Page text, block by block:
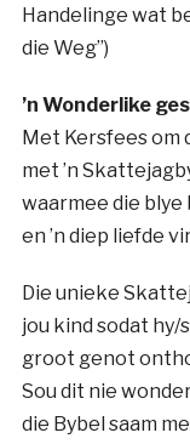
Handelinge wat
die Weg”)
’n Wonderlike
Met Kersfees om
met ’n
waarmee die blye
en ’n diep liefde
Die unieke
jou kind sodat hy/
groot genot
Sou dit nie
die Bybel saam